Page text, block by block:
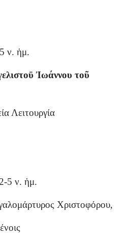
ν. ἡμ.
Ἰωάννου τοῦ
Λειτουργία
5 ν. ἡμ.
Χριστοφόρου,